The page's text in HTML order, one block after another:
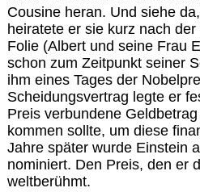
Cousine heran. Und siehe
heiratete er sie kurz nach
Folie (Albert und seine Frau
schon zum Zeitpunkt seiner
ihm eines Tages der
Scheidungsvertrag legte er
Preis verbundene
kommen sollte, um diese
Jahre später wurde Einstein
nominiert. Den Preis, den er
weltberühmt.